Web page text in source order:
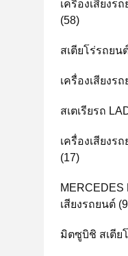
เครื่องเสียงร
(58)
สเตียโร่รถยน
เครื่องเสียงร
สเตเรียรถ
เครื่องเสียงร
(17)
MERCEDES
เสียงรถยนต์
มิตซูบิชิ สเตีย